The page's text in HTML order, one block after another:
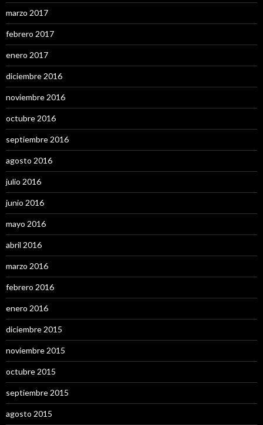
marzo 2017
febrero 2017
enero 2017
diciembre 2016
noviembre 2016
octubre 2016
septiembre 2016
agosto 2016
julio 2016
junio 2016
mayo 2016
abril 2016
marzo 2016
febrero 2016
enero 2016
diciembre 2015
noviembre 2015
octubre 2015
septiembre 2015
agosto 2015